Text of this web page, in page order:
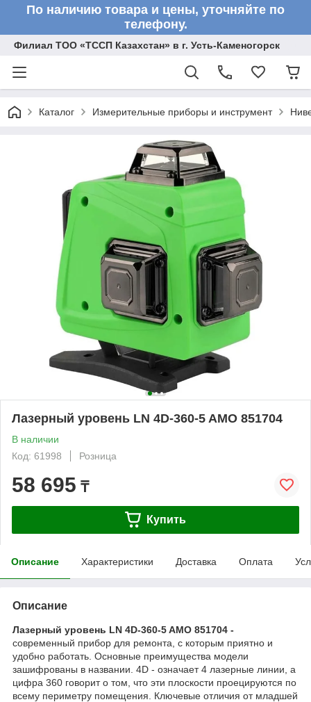
По наличию товара и цены, уточняйте по
телефону.
Филиал ТОО «ТССП Казахстан» в г. Усть-Каменогорск
Каталог Измерительные приборы и инструмент
Лазерный уровень LN 4D-360-5 AMO 851704
В наличии
Код: 61998
Розница
58 695 ₸
Купить
Описание Характеристики Доставка Оплата
Описание
Лазерный уровень LN 4D-360-5 AMO 851704 -
современный прибор для ремонта, с которым приятно и
удобно работать. Основные преимущества модели
зашифрованы в названии. 4D - означает 4 лазерные линии, а
цифра 360 говорит о том, что эти плоскости проецируются по
всему периметру помещения. Ключевые отличия от младшей